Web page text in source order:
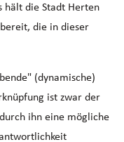
hält die Stadt Herten
die in dieser
(dynamische)
ist zwar der
ihn eine mögliche